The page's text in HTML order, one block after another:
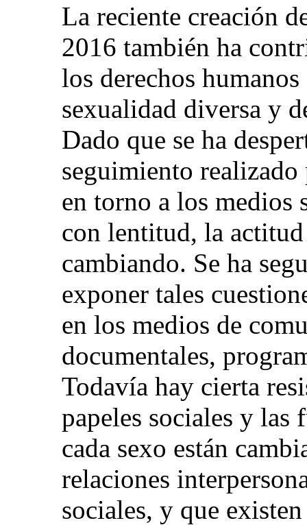
La reciente creación
2016 también ha
los derechos
sexualidad diversa y
Dado que se ha
seguimiento realizado
en torno a los medios
con lentitud, la actitud
cambiando. Se ha
exponer tales
en los medios de
documentales,
Todavía hay cierta
papeles sociales y las
cada sexo están
relaciones
sociales, y que